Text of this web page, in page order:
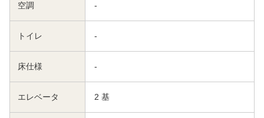
空調 -
トイレ -
床仕様 -
エレベータ 2 基